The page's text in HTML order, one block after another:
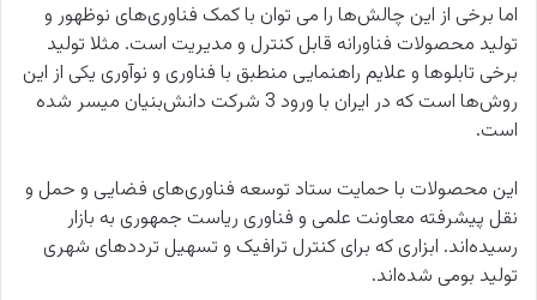
اما برخی از این چالش‌ها را می توان با کمک فناوری‌های نوظهور و
تولید محصولات فناورانه قابل کنترل و مدیریت است. مثلا تولید
برخی تابلوها و علایم راهنمایی منطبق با فناوری و نوآوری یکی از این
روش‌ها است که در ایران با ورود 3 شرکت دانش‌بنیان میسر شده
است.
این محصولات با حمایت ستاد توسعه فناوری‌های فضایی و حمل و
نقل پیشرفته معاونت علمی و فناوری ریاست جمهوری به بازار
رسیده‌اند. ابزاری که برای کنترل ترافیک و تسهیل ترددهای شهری
تولید بومی شده‌اند.